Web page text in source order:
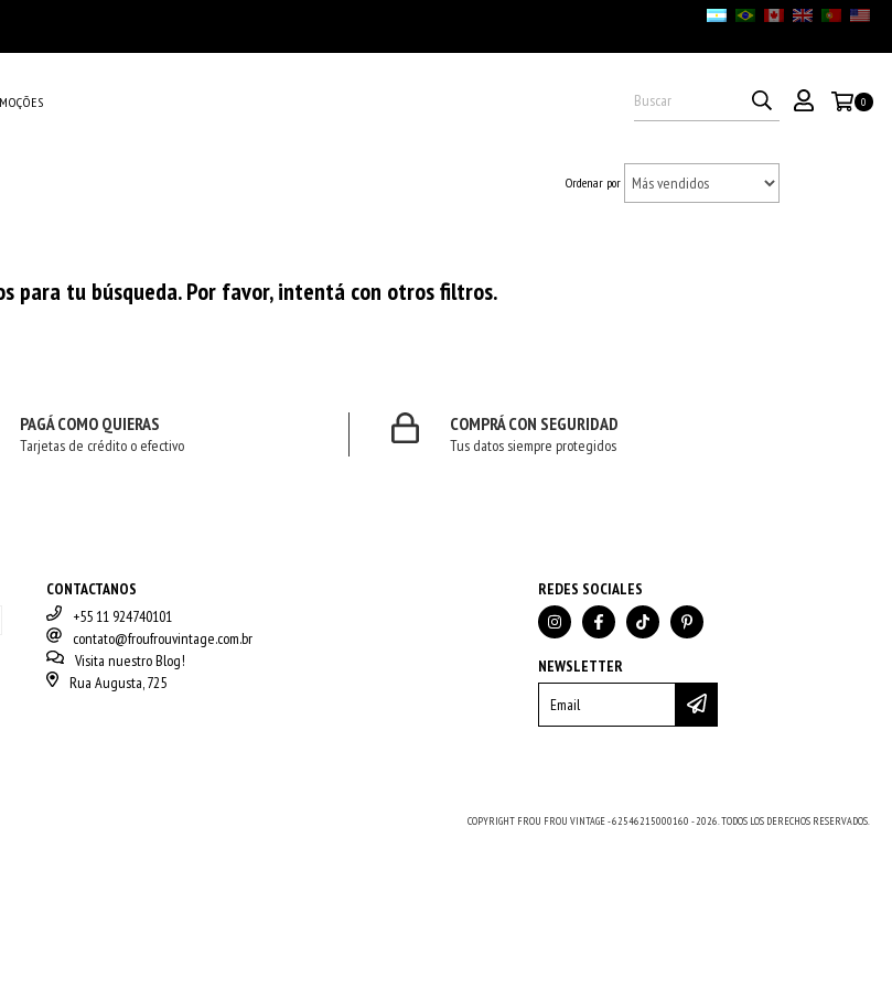
0
Ordenar por
para tu búsqueda. Por favor, intentá con otros filtros.
PAGÁ COMO QUIERAS
Tarjetas de crédito o efectivo
COMPRÁ CON SEGURIDAD
Tus datos siempre protegidos
CONTACTANOS
+55 11 924740101
contato@froufrouvintage.com.br
Visita nuestro Blog!
Rua Augusta, 725
REDES SOCIALES
NEWSLETTER
COPYRIGHT FROU FROU VINTAGE - 62546215000160 - 2026. TODOS LOS DERECHOS RESERVADOS.